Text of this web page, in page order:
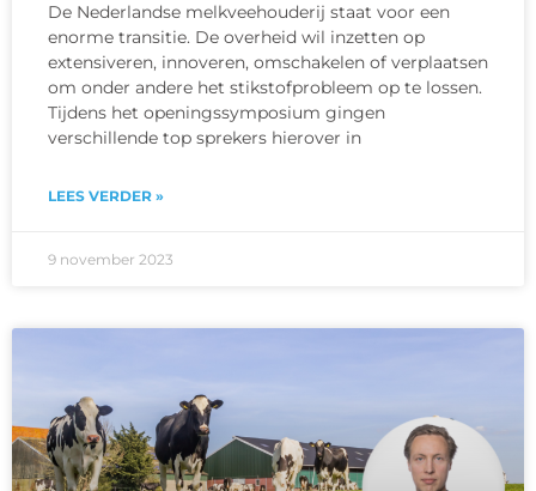
De Nederlandse melkveehouderij staat voor een
enorme transitie. De overheid wil inzetten op
extensiveren, innoveren, omschakelen of verplaatsen
om onder andere het stikstofprobleem op te lossen.
Tijdens het openingssymposium gingen
verschillende top sprekers hierover in
LEES VERDER »
9 november 2023